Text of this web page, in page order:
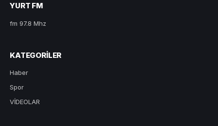
YURT FM
fm 97.8 Mhz
KATEGORILER
Haber
Spor
VİDEOLAR